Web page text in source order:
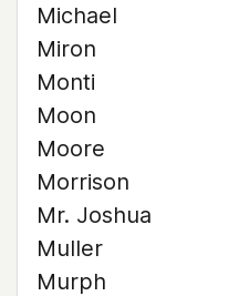
Michael
Miron
Monti
Moon
Moore
Morrison
Mr. Joshua
Muller
Murph